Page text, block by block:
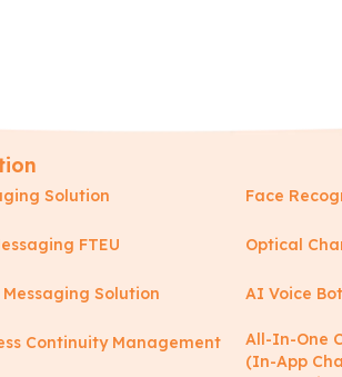
Solution Face
FTEU Optical
Solution AI Voice
Continuity Management
All-In-One
(In-App